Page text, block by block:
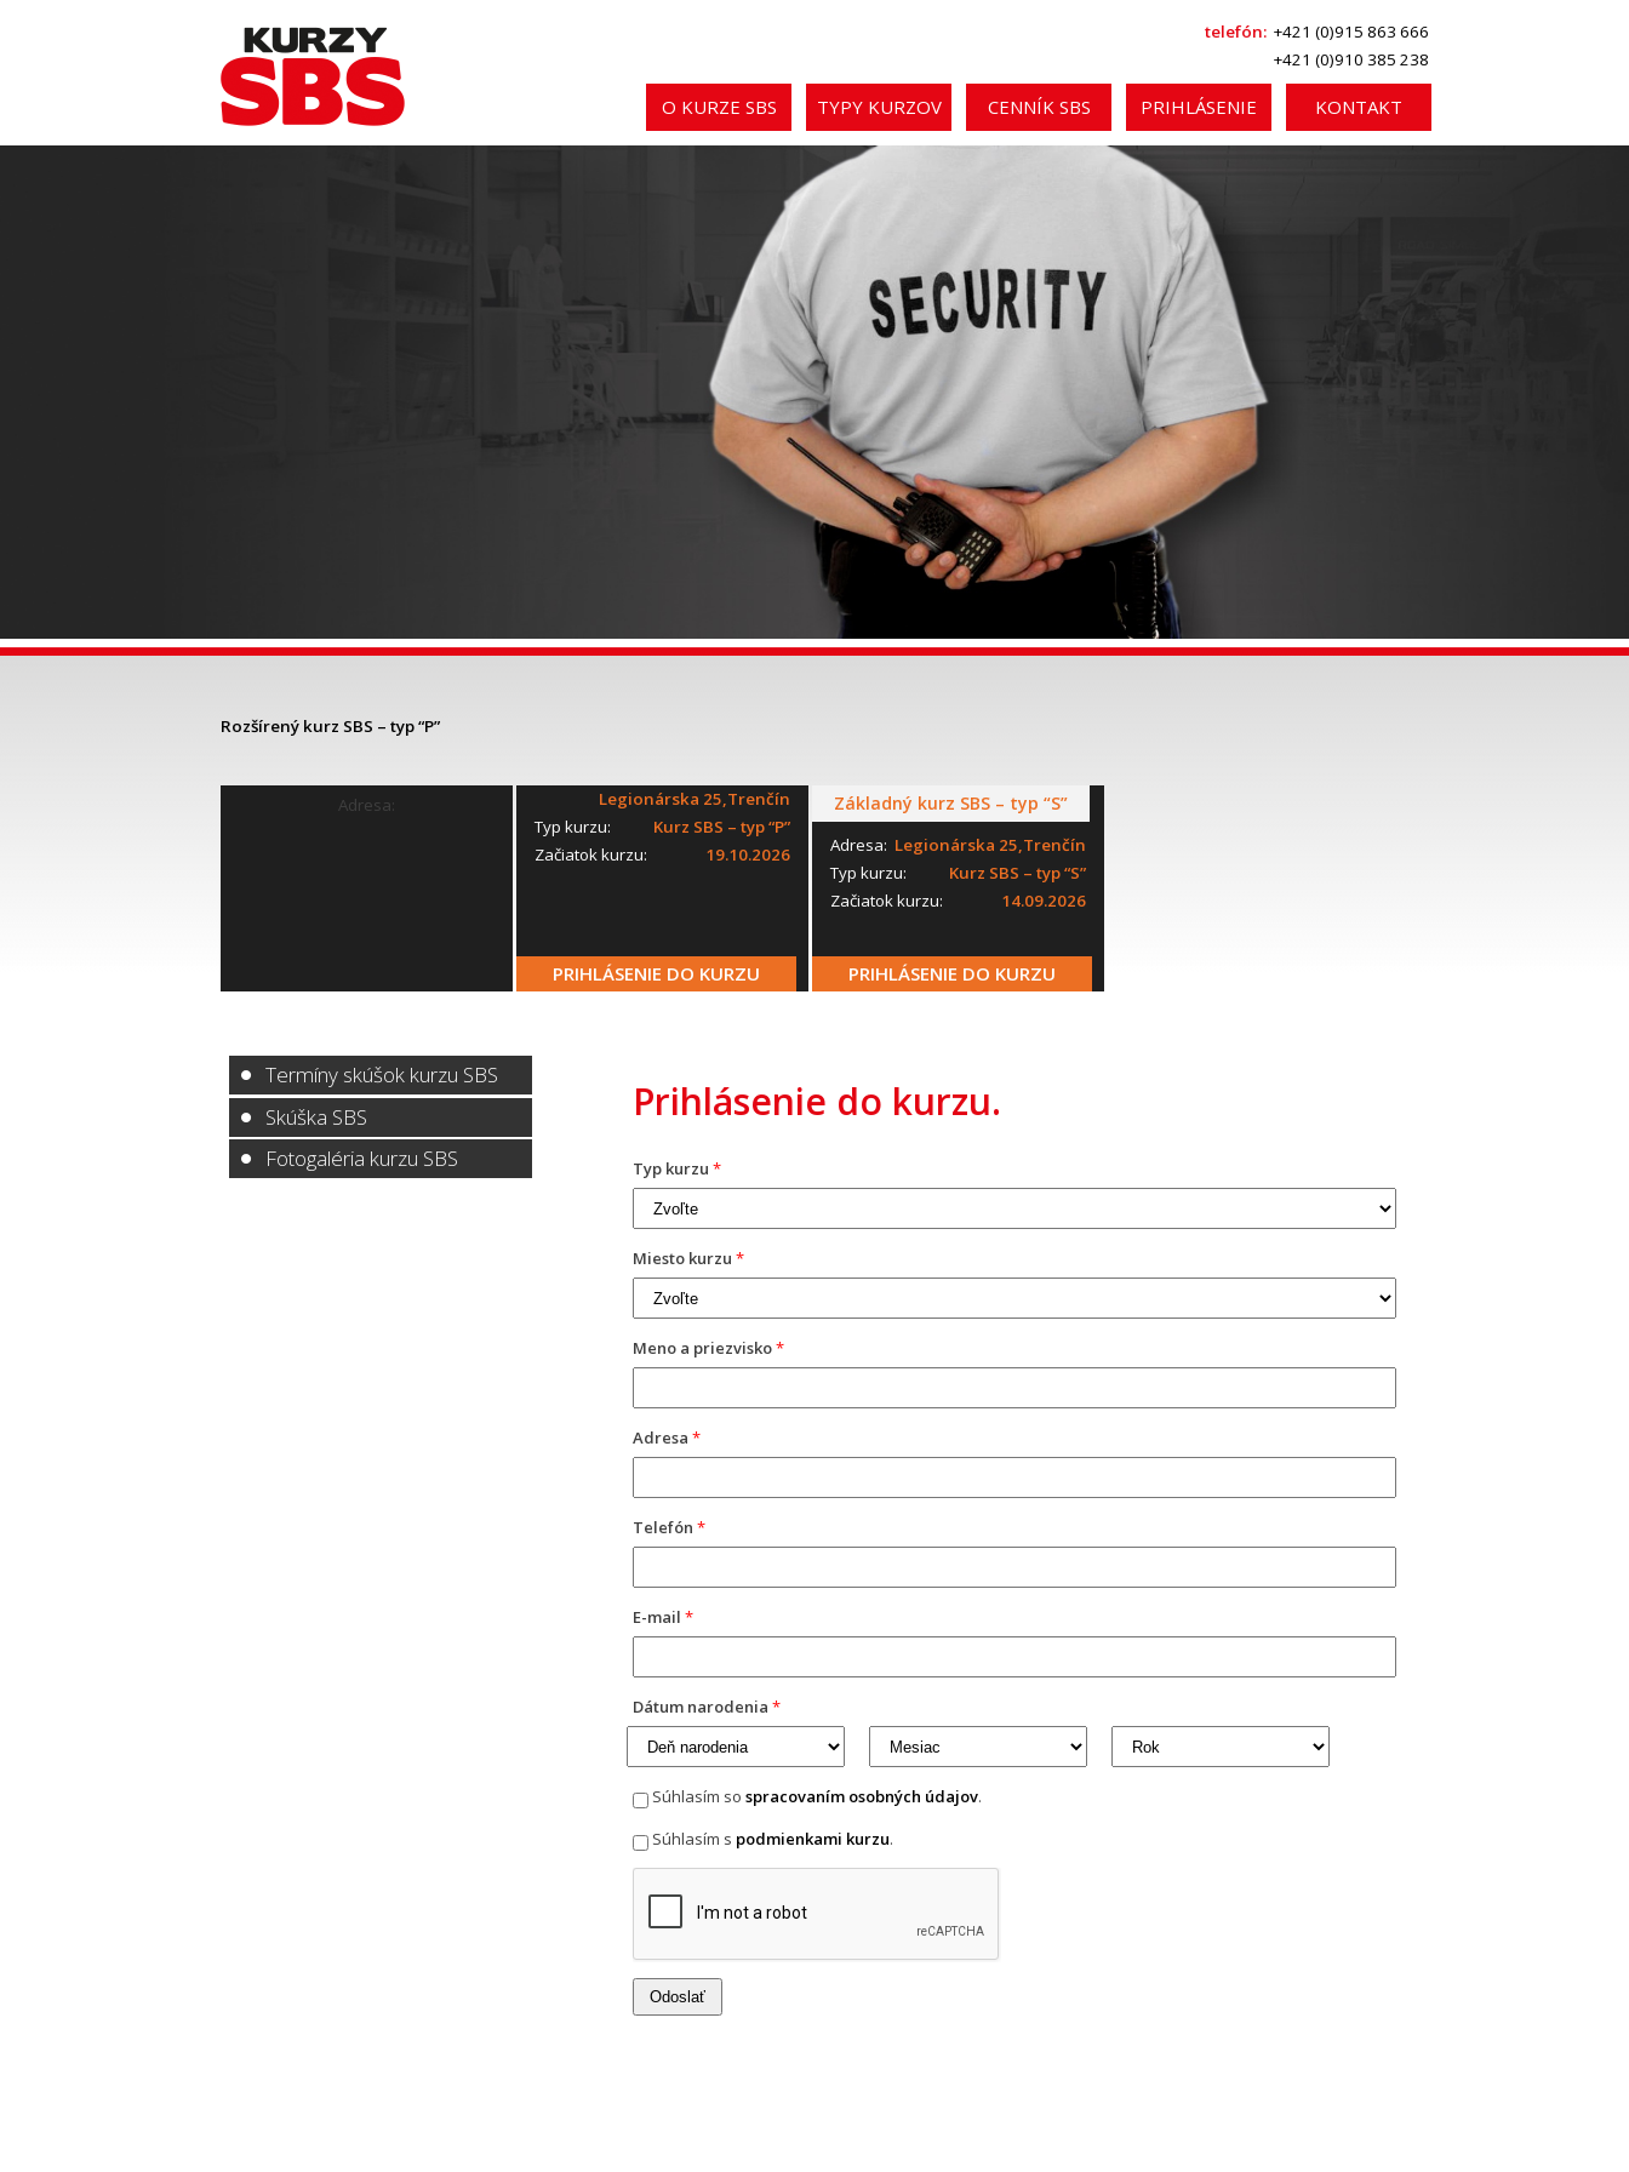
telefón: +421 (0)915 863 666
+421 (0)910 385 238
O KURZE SBS TYPY KURZOV CENNÍK SBS PRIHLÁSENIE KONTAKT
Rozšírený kurz SBS – typ “P”
Adresa:
Legionárska 25,Trenčín
Typ kurzu:
Kurz SBS – typ “P”
Začiatok kurzu:
19.10.2026
PRIHLÁSENIE DO KURZU
Základný kurz SBS – typ “S”
Adresa: Legionárska 25,Trenčín
Typ kurzu:
Kurz SBS – typ “S”
Začiatok kurzu:
14.09.2026
PRIHLÁSENIE DO KURZU
Termíny skúšok kurzu SBS
Skúška SBS
Fotogaléria kurzu SBS
Prihlásenie do kurzu.
Typ kurzu *
Miesto kurzu *
Meno a priezvisko*
Adresa *
Telefón *
E-mail *
Dátum narodenia *
Súhlasím so spracovaním osobných údajov.
Súhlasím s podmienkami kurzu.